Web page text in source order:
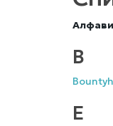
B
E